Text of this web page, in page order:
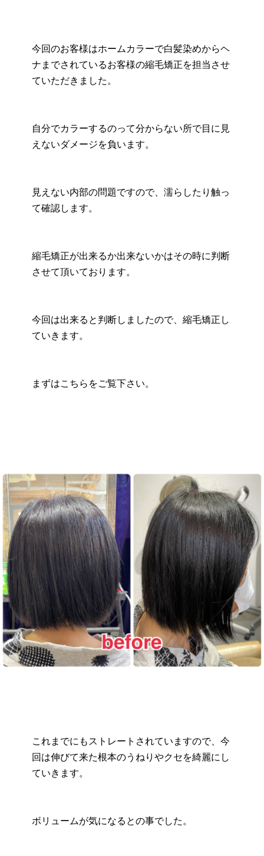
今回のお客様はホームカラーで白髪染めからヘ
ナまでされているお客様の縮毛矯正を担当させ
ていただきました。
自分でカラーするのって分からない所で目に見
えないダメージを負います。
見えない内部の問題ですので、濡らしたり触っ
て確認します。
縮毛矯正が出来るか出来ないかはその時に判断
させて頂いております。
今回は出来ると判断しましたので、縮毛矯正し
ていきます。
まずはこちらをご覧下さい。
これまでにもストレートされていますので、今
回は伸びて来た根本のうねりやクセを綺麗にし
ていきます。
ボリュームが気になるとの事でした。